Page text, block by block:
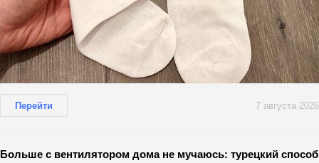
Перейти 7 августа 2026
Больше с вентилятором дома не мучаюсь: турецкий способ